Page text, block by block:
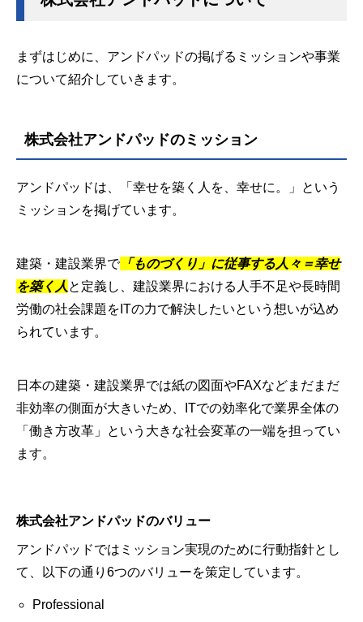
まずはじめに、アンドパッドの掲げるミッションや事業
について紹介していきます。
株式会社アンドパッドのミッション
アンドパッドは、「幸せを築く人を、幸せに。」という
ミッションを掲げています。
建築・建設業界で 「ものづくり」に従事する人々＝幸せ
を築く人 と定義し、建設業界における人手不足や長時間
労働の社会課題をITの力で解決したいという想いが込め
られています。
日本の建築・建設業界では紙の図面やFAXなどまだまだ
非効率の側面が大きいため、ITでの効率化で業界全体の
「働き方改革」という大きな社会変革の一端を担ってい
ます。
株式会社アンドパッドのバリュー
アンドパッドではミッション実現のために行動指針とし
て、以下の通り6つのバリューを策定しています。
Professional